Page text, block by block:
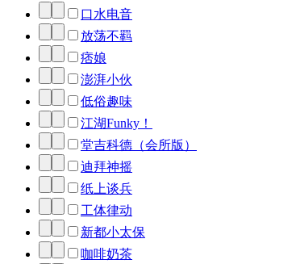
口水电音
放荡不羁
痞娘
澎湃小伙
低俗趣味
江湖Funky！
堂吉科德（会所版）
迪拜神摇
纸上谈兵
工体律动
新都小太保
咖啡奶茶